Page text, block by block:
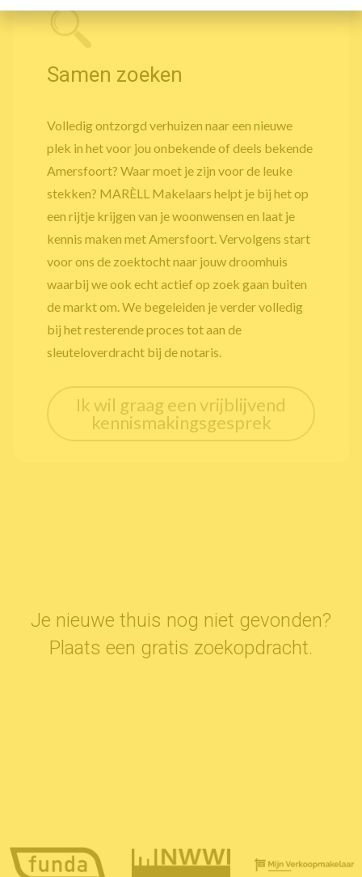
Samen zoeken
Volledig ontzorgd verhuizen naar een nieuwe
plek in het voor jou onbekende of deels bekende
Amersfoort? Waar moet je zijn voor de leuke
stekken? MARÈLL Makelaars helpt je bij het op
een rijtje krijgen van je woonwensen en laat je
kennis maken met Amersfoort. Vervolgens start
voor ons de zoektocht naar jouw droomhuis
waarbij we ook echt actief op zoek gaan buiten
de markt om. We begeleiden je verder volledig
bij het resterende proces tot aan de
sleuteloverdracht bij de notaris.
Ik wil graag een vrijblijvend
kennismakingsgesprek
Je nieuwe thuis nog niet gevonden?
Plaats een gratis zoekopdracht.